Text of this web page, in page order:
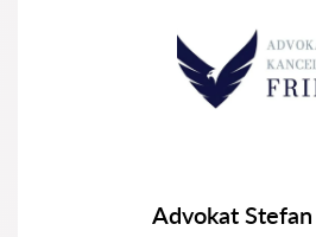
Advokat Stefan